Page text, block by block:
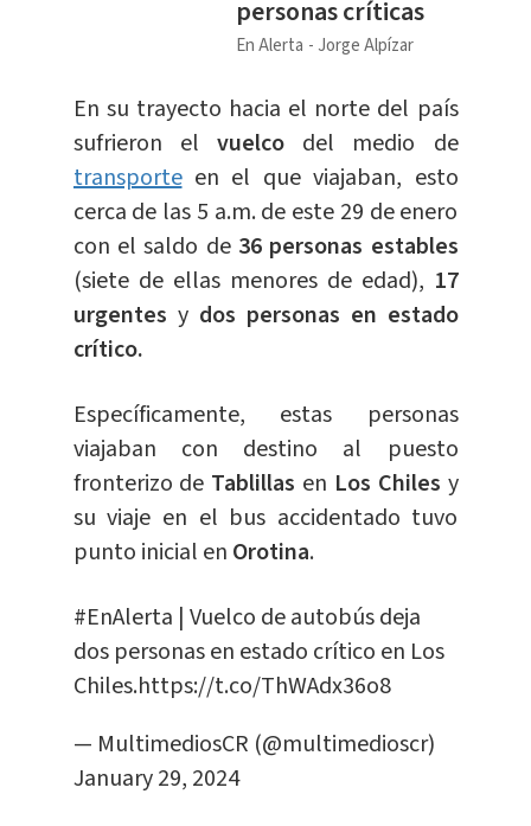
personas críticas
En Alerta Jorge Alpízar
En su trayecto hacia el norte del país
sufrieron el vuelco del medio de
transporteen el que viajaban, esto
cerca de las 5 a.m. de este 29 de enero
con el saldo de 36 personas estables
(siete de ellas menores de edad), 17
urgentes y dos personas en estado
crítico.
Específicamente, estas personas
viajaban con destino al puesto
fronterizo de Tablillas en Los Chiles y
su viaje en el bus accidentado tuvo
punto inicial en Orotina.
#EnAlerta | Vuelco de autobús deja
dos personas en estado crítico en Los
Chiles.https://t.co/ThWAdx36o8
— MultimediosCR (@multimedioscr)
January 29, 2024